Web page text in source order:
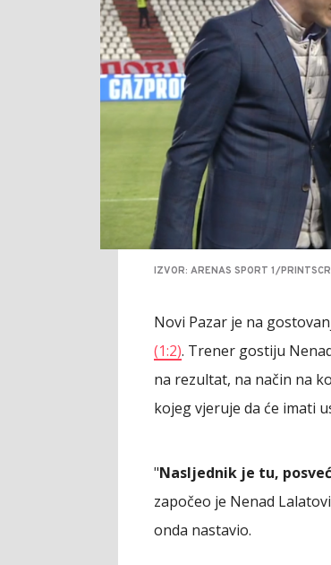
IZVOR: ARENAS SPORT 1/
Novi Pazar je na
(1:2). Trener gostiju
na rezultat, na način na
kojeg vjeruje da će imati
"Nasljednik je tu,
započeo je Nenad
onda nastavio.